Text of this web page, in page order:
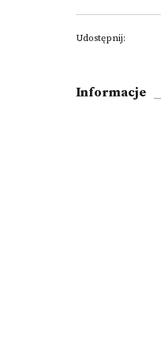
Udostępnij:
Informacje